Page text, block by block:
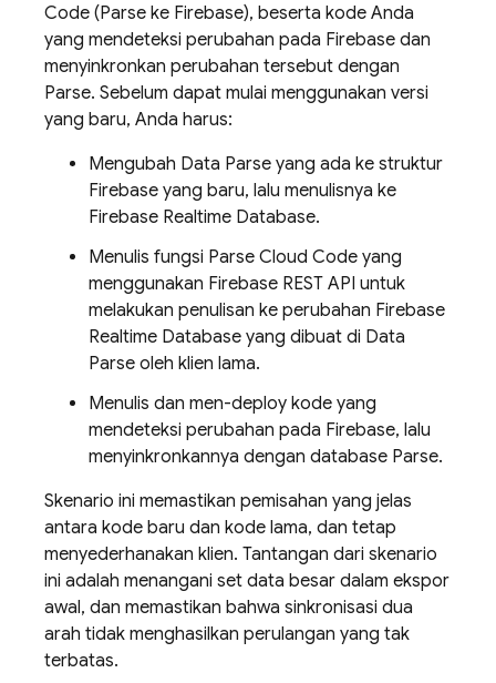
Code (Parse ke Firebase), beserta kode Anda
yang mendeteksi perubahan pada Firebase dan
menyinkronkan perubahan tersebut dengan
Parse. Sebelum dapat mulai menggunakan versi
yang baru, Anda harus:
Mengubah Data Parse yang ada ke struktur
Firebase yang baru, lalu menulisnya ke
Firebase Realtime Database.
Menulis fungsi Parse Cloud Code yang
menggunakan Firebase REST API untuk
melakukan penulisan ke perubahan Firebase
Realtime Database yang dibuat di Data
Parse oleh klien lama.
Menulis dan men-deploy kode yang
mendeteksi perubahan pada Firebase, lalu
menyinkronkannya dengan database Parse.
Skenario ini memastikan pemisahan yang jelas
antara kode baru dan kode lama, dan tetap
menyederhanakan klien. Tantangan dari skenario
ini adalah menangani set data besar dalam ekspor
awal, dan memastikan bahwa sinkronisasi dua
arah tidak menghasilkan perulangan yang tak
terbatas.